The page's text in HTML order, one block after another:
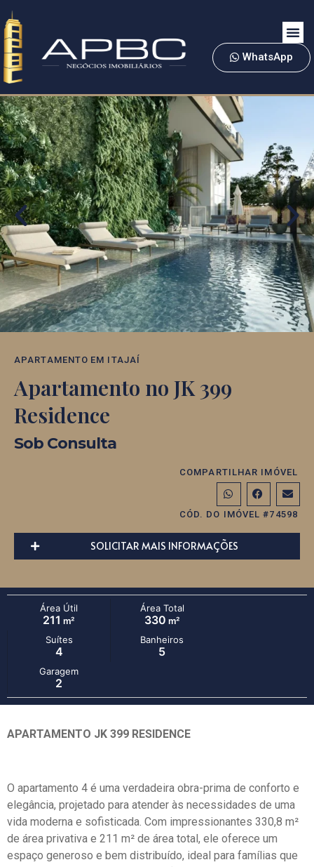
WhatsApp
APARTAMENTO EM ITAJAÍ
Apartamento no JK 399
Residence
Sob Consulta
COMPARTILHAR IMÓVEL
CÓD. DO IMÓVEL #74598
SOLICITAR MAIS INFORMAÇÕES
Área Útil
211 m²
Área Total
330 m²
Suítes
4
Banheiros
5
Garagem
2
APARTAMENTO JK 399 RESIDENCE
O apartamento 4 é uma verdadeira obra-prima de conforto e
elegância, projetado para atender às necessidades de uma
vida moderna e sofisticada. Com impressionantes 330,8 m²
de área privativa e 211 m² de área total, ele oferece um
espaço generoso e bem distribuído, ideal para famílias que